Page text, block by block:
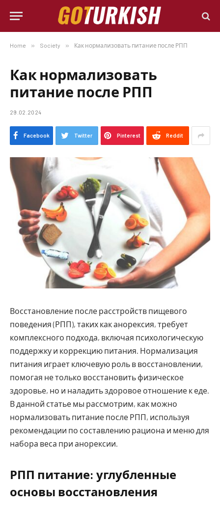
Home » Society » Как нормализовать питание после РПП
Как нормализовать
питание после РПП
29.02.2024
Facebook Twitter Pinterest Reddit
Восстановление после расстройств пищевого
поведения (РПП), таких как анорексия, требует
комплексного подхода, включая психологическую
поддержку и коррекцию питания. Нормализация
питания играет ключевую роль в восстановлении,
помогая не только восстановить физическое
здоровье, но и наладить здоровое отношение к еде.
В данной статье мы рассмотрим, как можно
нормализовать питание после РПП, используя
рекомендации по составлению рациона и меню для
набора веса при анорексии.
РПП питание: углубленные
основы восстановления